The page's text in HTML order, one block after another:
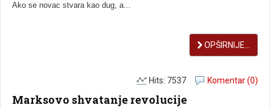
Ako se novac stvara kao dug, a...
OPŠIRNIJE...
Komentar (0)
Hits: 7537
Marksovo shvatanje revolucije